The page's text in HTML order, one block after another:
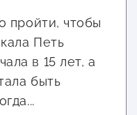
пройти, чтобы
Петь
в 15 лет, а
быть